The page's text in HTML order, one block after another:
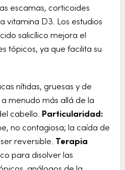
escamas, corticoides
vitamina D3. Los estudios
salicílico mejora el
tópicos, ya que facilita su
nítidas, gruesas y de
menudo más allá de la
cabello. Particularidad:
no contagiosa; la caída de
reversible. Terapia
para disolver las